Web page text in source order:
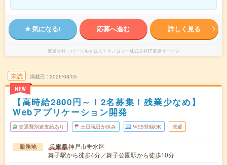
気になる! 応募へ進む 詳しく見る
派遣会社 パーソルクロステクノロジー株式会社IT派遣サービス
未読
NEW
掲載日 2026/08/05
【高時給2800円～！2名募集！残業少なめ】
Webアプリケーション開発
交通費別途支給あり 土日祝日が休み WEB登録OK 派遣
勤務地 兵庫県神戸市垂水区
舞子駅から徒歩4分／舞子公園駅から徒歩10分